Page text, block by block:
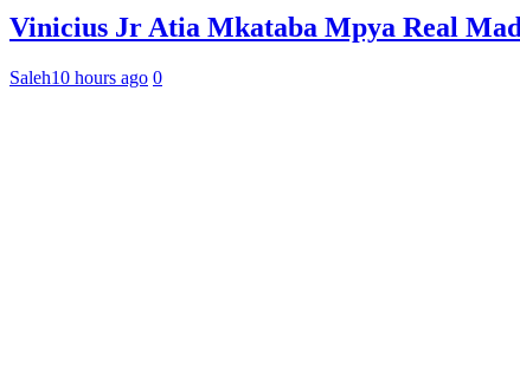
Vinicius Jr Atia Mkataba Mpya Real
Saleh10 hours ago 0